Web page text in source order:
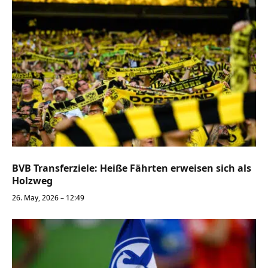
BVB Transferziele: Heiße Fährten erweisen sich als
Holzweg
26. May, 2026 – 12:49